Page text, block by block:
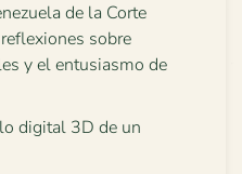
de la Corte
sobre
y el entusiasmo de
digital 3D de un